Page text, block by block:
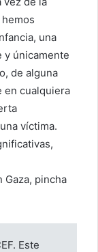
una
y únicamente
de alguna
en cualquiera
víctima.
Gaza, pincha
Este